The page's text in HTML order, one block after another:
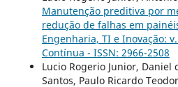
Manutenção preditiva por
redução de falhas em
Engenharia, TI e Inovação:
Contínua - ISSN: 2966-2508
Lucio Rogerio Junior, Daniel
Santos, Paulo Ricardo